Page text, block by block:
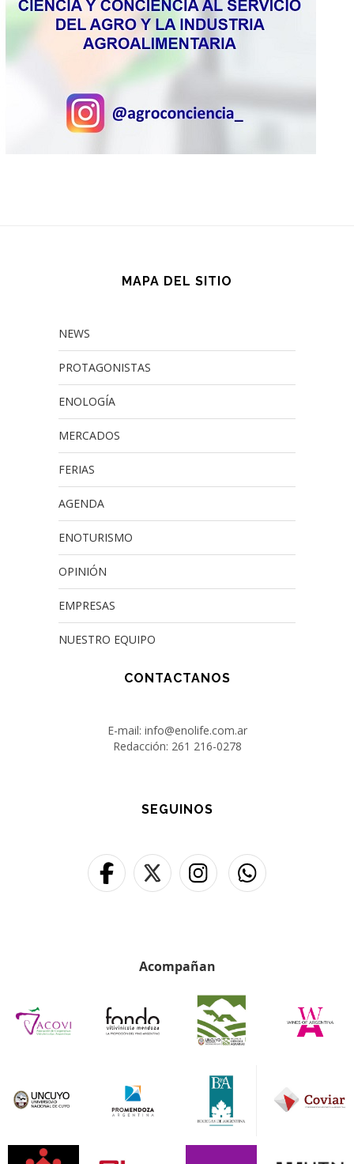
MAPA DEL SITIO
NEWS
PROTAGONISTAS
ENOLOGÍA
MERCADOS
FERIAS
AGENDA
ENOTURISMO
OPINIÓN
EMPRESAS
NUESTRO EQUIPO
CONTACTANOS
E-mail: info@enolife.com.ar
Redacción: 261 216-0278
SEGUINOS
Acompañan